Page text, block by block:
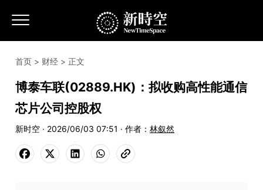
首页 > 财经 > 正文
博泰车联(02889.HK)：拟收购高性能通信
芯片公司控股权
新时空 · 2026/06/03 07:51 · 作者： 林叙然